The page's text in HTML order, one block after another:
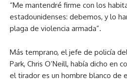
“Me mantendré firme con los
estadounidenses: debemos, y lo
plaga de violencia armada”.
Más temprano, el jefe de policía
Park, Chris O’Neill, había dicho en
el tirador es un hombre blanco de